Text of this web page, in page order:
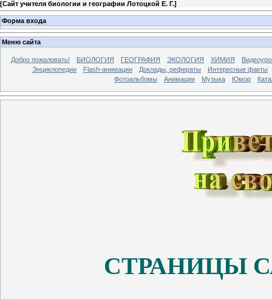
[Сайт учителя биологии и географии Лотоцкой Е. Г.]
Форма входа
Меню сайта
Добро пожаловать! БИОЛОГИЯ ГЕОГРАФИЯ ЭКОЛОГИЯ ХИМИЯ
Энциклопедии
Flash-анимации Доклады, рефераты
Интересные факты
Фотоальбомы
Анимации Музыка Юмор
СТРАНИЦЫ